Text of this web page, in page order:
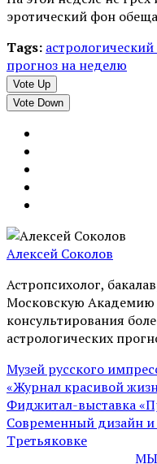
эротический фон
Tags:
прогноз на неделю
Vote Up
Vote Down
Алексей Соколов
Астропсихолог,
Московскую Академию
консультирования
астрологических
Музей русского
«Журнал красивой
Фиджитал-выставка
Современный дизайн
Третьяковке